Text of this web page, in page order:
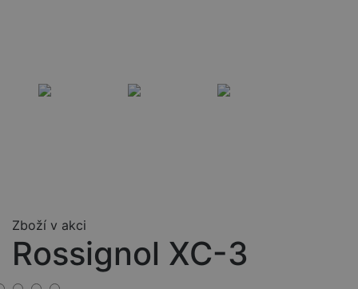
Zboží v akci
Rossignol XC-3